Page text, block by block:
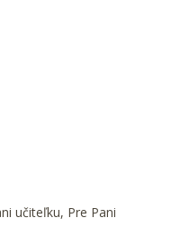
učiteľku, Pre Pani